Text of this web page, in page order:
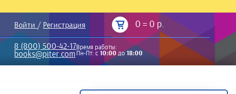
Войти / Регистрация 0 = 0 р.
8 (800) 500-42-17
books@piter.com
Время работы:
Пн-Пт: с10:00до18:00